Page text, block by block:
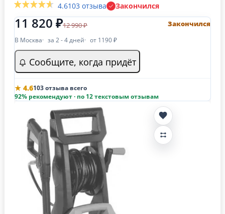
4.6103 отзыва Закончился
11 820 ₽12 990 ₽ Закончился
В Москва за 2 - 4 дней от 1190 ₽
Сообщите, когда придёт
★ 4.6103 отзыва всего
92% рекомендуют · по 12 текстовым отзывам